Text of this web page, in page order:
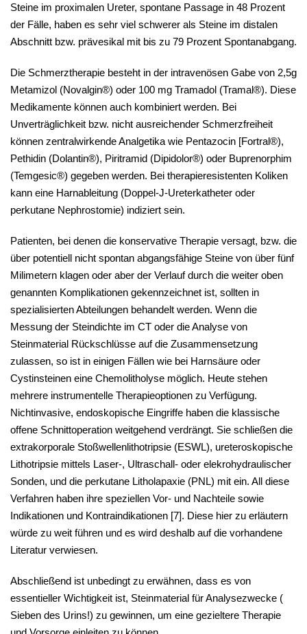
Steine im proximalen Ureter, spontane Passage in 48 Prozent
der Fälle, haben es sehr viel schwerer als Steine im distalen
Abschnitt bzw. prävesikal mit bis zu 79 Prozent Spontanabgang.
Die Schmerztherapie besteht in der intravenösen Gabe von 2,5g
Metamizol (Novalgin®) oder 100 mg Tramadol (Tramal®). Diese
Medikamente können auch kombiniert werden. Bei
Unverträglichkeit bzw. nicht ausreichender Schmerzfreiheit
können zentralwirkende Analgetika wie Pentazocin [Fortral®),
Pethidin (Dolantin®), Piritramid (Dipidolor®) oder Buprenorphim
(Temgesic®) gegeben werden. Bei therapieresistenten Koliken
kann eine Harnableitung (Doppel-J-Ureterkatheter oder
perkutane Nephrostomie) indiziert sein.
Patienten, bei denen die konservative Therapie versagt, bzw. die
über potentiell nicht spontan abgangsfähige Steine von über fünf
Milimetern klagen oder aber der Verlauf durch die weiter oben
genannten Komplikationen gekennzeichnet ist, sollten in
spezialisierten Abteilungen behandelt werden. Wenn die
Messung der Steindichte im CT oder die Analyse von
Steinmaterial Rückschlüsse auf die Zusammensetzung
zulassen, so ist in einigen Fällen wie bei Harnsäure oder
Cystinsteinen eine Chemolitholyse möglich. Heute stehen
mehrere instrumentelle Therapieoptionen zu Verfügung.
Nichtinvasive, endoskopische Eingriffe haben die klassische
offene Schnittoperation weitgehend verdrängt. Sie schließen die
extrakorporale Stoßwellenlithotripsie (ESWL), ureteroskopische
Lithotripsie mittels Laser-, Ultraschall- oder elekrohydraulischer
Sonden, und die perkutane Litholapaxie (PNL) mit ein. All diese
Verfahren haben ihre speziellen Vor- und Nachteile sowie
Indikationen und Kontraindikationen [7]. Diese hier zu erläutern
würde zu weit führen und es wird deshalb auf die vorhandene
Literatur verwiesen.
Abschließend ist unbedingt zu erwähnen, dass es von
essentieller Wichtigkeit ist, Steinmaterial für Analysezwecke (
Sieben des Urins!) zu gewinnen, um eine gezieltere Therapie